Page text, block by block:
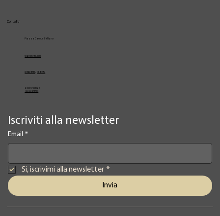
Iscriviti alla newsletter
Email *
Si, iscrivimi alla newsletter *
Invia
Contatti
Piazza Cavour 1, Milano
vcarlile@me.com
02 82948631 02 653952
Solo Urgenze
+39 3334709981